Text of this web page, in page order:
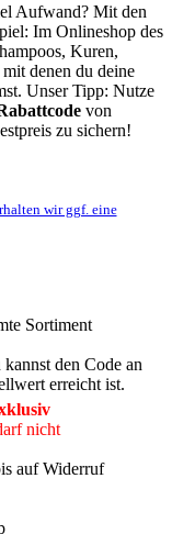
Aufwand? Mit den
Im Onlineshop des
Kuren,
denen du deine
Unser Tipp: Nutze
von
zu sichern!
wir ggf. eine
Sortiment
den Code an
erreicht ist.
nicht
auf Widerruf